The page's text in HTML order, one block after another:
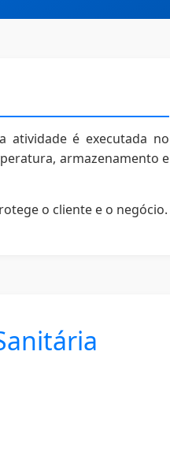
atividade é executada no
armazenamento e
o cliente e o negócio.